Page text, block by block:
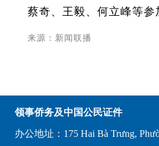
蔡奇、王毅、何立峰等参
来源：新闻联播
领事侨务及中国公民证件
办公地址：175 Hai Bà Trưng,